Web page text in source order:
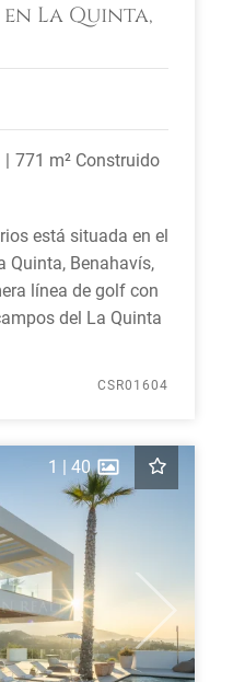
La Quinta,
771 m² Construido
está situada en el
Quinta, Benahavís,
línea de golf con
del La Quinta
CSR01604
Next
1 | 40